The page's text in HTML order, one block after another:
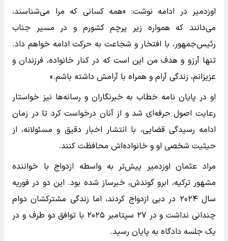
اوزدمیر در ادامه نوشت: «همه کسانی که مرا می‌شناسند،
می‌دانند که همواره زیر پرچم کشورم و در مسیر جناب
رئیس‌جمهور، با افتخار و شجاعت به حرکت ادامه خواهم داد.
تنها آرزو و هدف من این است که در کنار خانواده، فرزندان و
عزیزانم، زندگی آرام و همراه با آرامش داشته باشم.»
او در پایان نامه خطاب به خبرنگاران و رسانه‌ها نیز خواستار
رعایت اصول حرفه‌ای شد و از آنان درخواست کرد تا در زمان
ادامه رسیدگی قضایی، با انتشار اخبار دقیق و مسئولانه، از
حیثیت شخصی او و خانواده‌اش محافظت کنند.
مراد عثمان اوزدمیر پیش‌تر به واسطه ازدواج با خواننده
مشهور ترکیه، ابرو گوندش، خبرساز شده بود. این دو در فوریه
سال ۲۰۲۴ در دبی ازدواج کردند، اما زندگی مشترکشان دوام
چندانی نداشت و در ۲۷ سپتامبر ۲۰۲۵ با توافق دو طرف و در
یک جلسه دادگاه به پایان رسید.